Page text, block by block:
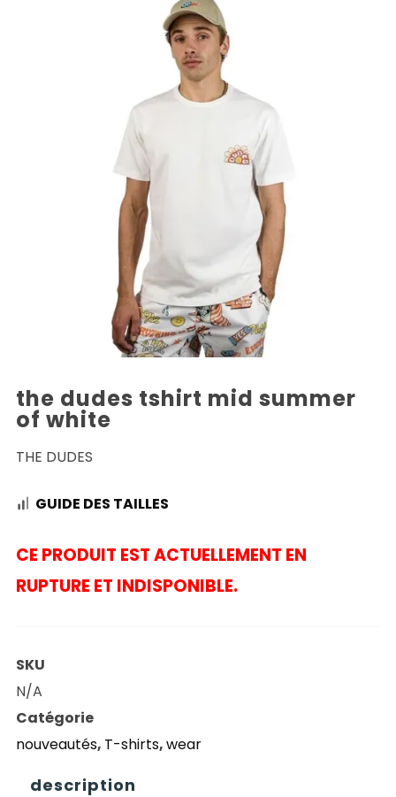
the dudes tshirt mid summer
of white
THE DUDES
GUIDE DES TAILLES
CE PRODUIT EST ACTUELLEMENT EN
RUPTURE ET INDISPONIBLE.
SKU
N/A
Catégorie
nouveautés, T-shirts,wear
description